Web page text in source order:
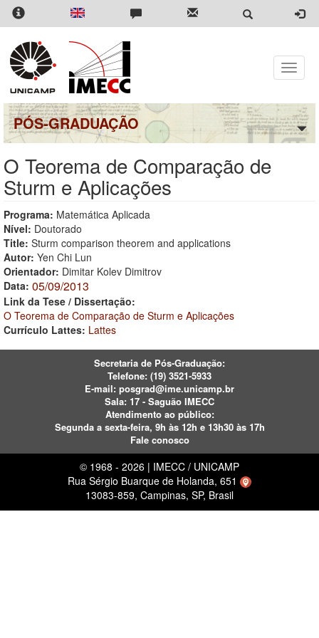
Pular
para
conteúdo
principal
Toggle
PÓS-GRADUAÇÃO
O Teorema de Comparação de
Sturm e Aplicações
Programa: Matemática Aplicada
Nível: Doutorado
Title: Sturm comparison theorem and applications
Autor: Yen Chi Lun
Orientador: Dimitar Kolev Dimitrov
Data: 05/09/2013
Link da Tese / Dissertação:
O Teorema de Comparação de Sturm e Aplicações
Currículo Lattes: Lattes
Secretaria de Pós-Graduação:
Telefone: (19) 3521-5933
E-mail: posgrad@ime.unicamp.br
Sala: 17 - Saguão IMECC
Atendimento ao público:
Segunda a sexta-feira, 9h às 12h e 13h30 às 17h
Fale conosco
© 1968 - 2026 | IMECC / UNICAMP
Rua Sérgio Buarque de Holanda, 651
13083-859, Campinas, SP, Brasil